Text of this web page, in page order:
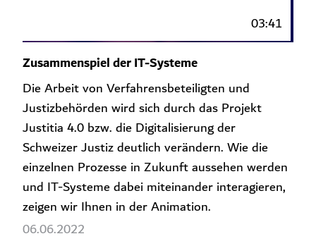
03:41
Zusammenspiel der IT-Systeme
Die Arbeit von Verfahrensbeteiligten und
Justizbehörden wird sich durch das Projekt
Justitia 4.0 bzw. die Digitalisierung der
Schweizer Justiz deutlich verändern. Wie die
einzelnen Prozesse in Zukunft aussehen werden
und IT-Systeme dabei miteinander interagieren,
zeigen wir Ihnen in der Animation.
06.06.2022